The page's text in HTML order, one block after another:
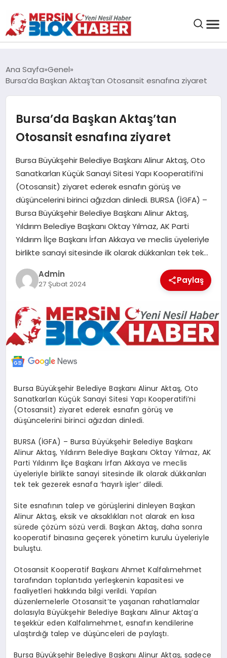
ASAYIŞ
EKONOMI
SANAT
POLITIKA
YAŞAM
ILETİŞİM
KÜNYE
Ana Sayfa Genel
Bursa’da Başkan Aktaş’tan Otosansit esnafına ziyaret
Bursa’da Başkan Aktaş’tan
Otosansit esnafına ziyaret
Bursa Büyükşehir Belediye Başkanı Alinur Aktaş, Oto
Sanatkarları Küçük Sanayi Sitesi Yapı Kooperatifi’ni
(Otosansit) ziyaret ederek esnafın görüş ve
düşüncelerini birinci ağızdan dinledi. BURSA (İGFA) –
Bursa Büyükşehir Belediye Başkanı Alinur Aktaş,
Yıldırım Belediye Başkanı Oktay Yılmaz, AK Parti
Yıldırım İlçe Başkanı İrfan Akkaya ve meclis üyeleriyle
birlikte sanayi sitesinde ilk olarak dükkanları tek tek…
Admin
27 Şubat 2024 Paylaş
Bursa Büyükşehir Belediye Başkanı Alinur Aktaş, Oto
Sanatkarları Küçük Sanayi Sitesi Yapı Kooperatifi’ni
(Otosansit) ziyaret ederek esnafın görüş ve
düşüncelerini birinci ağızdan dinledi.
BURSA (İGFA) – Bursa Büyükşehir Belediye Başkanı
Alinur Aktaş, Yıldırım Belediye Başkanı Oktay Yılmaz, AK
Parti Yıldırım İlçe Başkanı İrfan Akkaya ve meclis
üyeleriyle birlikte sanayi sitesinde ilk olarak dükkanları
tek tek gezerek esnafa ‘hayırlı işler’ diledi.
Site esnafının talep ve görüşlerini dinleyen Başkan
Alinur Aktaş, eksik ve aksaklıkları not alarak en kısa
sürede çözüm sözü verdi. Başkan Aktaş, daha sonra
kooperatif binasına geçerek yönetim kurulu üyeleriyle
buluştu.
Otosansit Kooperatif Başkanı Ahmet Kalfalımehmet
tarafından toplantıda yerleşkenin kapasitesi ve
faaliyetleri hakkında bilgi verildi. Yapılan
düzenlemelerle Otosansit’te yaşanan rahatlamalar
dolasıyla Büyükşehir Belediye Başkanı Alinur Aktaş’a
teşekkür eden Kalfalımehmet, esnafın kendilerine
ulaştırdığı talep ve düşünceleri de paylaştı.
Bursa Büyükşehir Belediye Başkanı Alinur Aktaş, sadece